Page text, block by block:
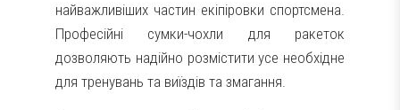
найважливіших частин екіпіровки спортсмена.
Професійні сумки-чохли для ракеток
дозволяють надійно розмістити усе необхідне
для тренувань та виїздів та змагання.